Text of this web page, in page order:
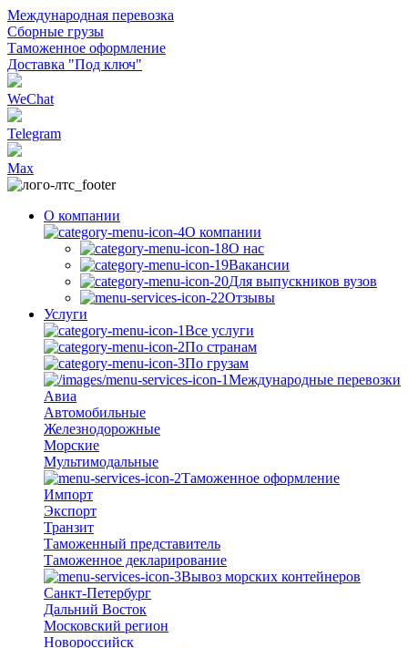
Международная перевозка
Сборные грузы
Таможенное оформление
Доставка "Под ключ"
WeChat
Telegram
Max
О компании
О компании
О нас
Вакансии
Для выпускников вузов
Отзывы
Услуги
Все услуги
По странам
По грузам
Международные перевозки
Авиа
Автомобильные
Железнодорожные
Морские
Мультимодальные
Таможенное оформление
Импорт
Экспорт
Транзит
Таможенный представитель
Таможенное декларирование
Вывоз морских контейнеров
Санкт-Петербург
Дальний Восток
Московский регион
Новороссийск